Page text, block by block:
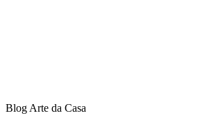
Blog Arte da Casa